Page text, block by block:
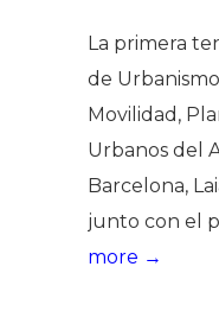
La primera
de
Movilidad,
Urbanos del
Barcelona,
junto con el
more →